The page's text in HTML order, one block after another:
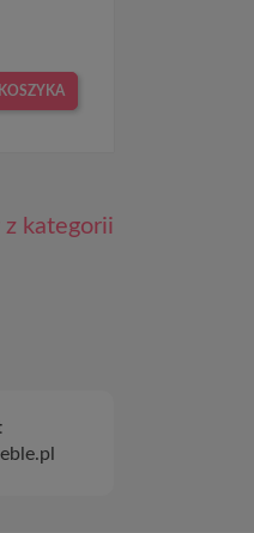
kategorii